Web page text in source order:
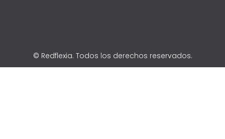
e
d
© Redflexia. Todos los derechos reservados.